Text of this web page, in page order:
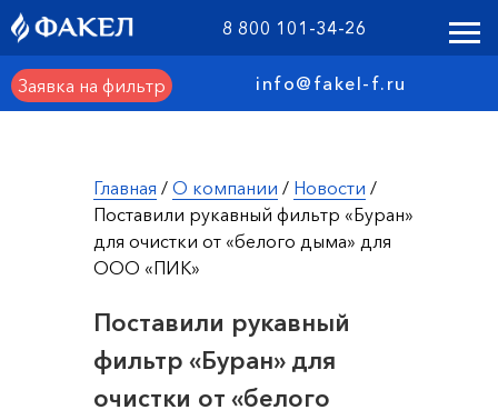
8 800 101-34-26
Заявка на фильтр info@fakel-f.ru
Главная / О компании / Новости /
Поставили рукавный фильтр «Буран»
для очистки от «белого дыма» для
ООО «ПИК»
Поставили рукавный
фильтр «Буран» для
очистки от «белого